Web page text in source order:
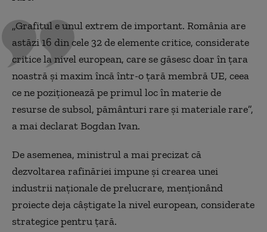
„Grafitul e unul extrem de important. România are
astăzi 16 din cele 32 de elemente critice, considerate
critice la nivel european, care se găsesc doar în țara
noastră și maxim încă într-o țară membră UE, ceea
ce ne poziționează pe primul loc în materie de
resurse de subsol, pământuri rare și materiale rare”,
a mai declarat Bogdan Ivan.
De asemenea, ministrul a mai precizat că
dezvoltarea rafinăriei impune și crearea unei
industrii naționale de prelucrare, menționând
proiecte deja câștigate la nivel european, considerate
strategice pentru țară.